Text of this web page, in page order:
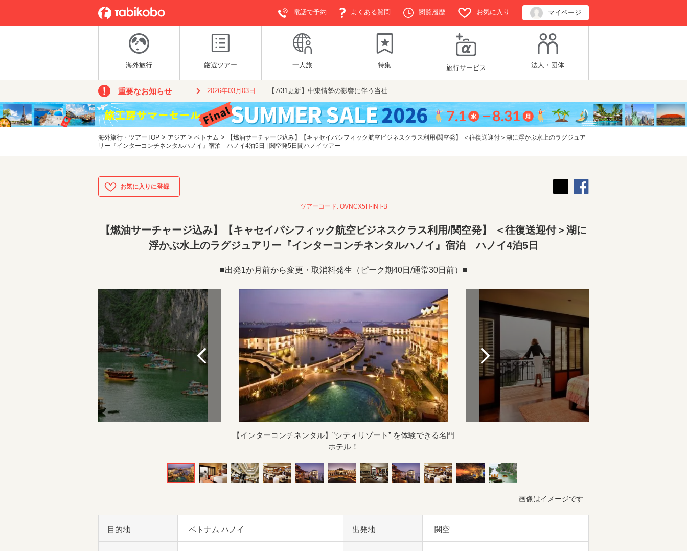
電話で予約 よくある質問 閲覧履歴 お気に入り マイページ
海外旅行 厳選ツアー 一人旅 特集 旅行サービス 法人・団体
重要なお知らせ 2026年03月03日 【7/31更新】中東情勢の影響に伴う当社…
海外旅行・ツアーTOP > アジア > ベトナム >
【燃油サーチャージ込み】【キャセイパシフィック航空ビジネスクラス利用/関空発】 ＜往復送迎付＞湖に浮かぶ水上のラグジュア
リー『インターコンチネンタルハノイ』宿泊 ハノイ4泊5日 | 関空発5日間ハノイツアー
ツアーコード: OVNCX5H-INT-B
【燃油サーチャージ込み】【キャセイパシフィック航空ビジネスクラス利用/関空発】 ＜往復送迎付＞湖に
浮かぶ水上のラグジュアリー『インターコンチネンタルハノイ』宿泊 ハノイ4泊5日
■出発1か月前から変更・取消料発生（ピーク期40日/通常30日前）■
【インターコンチネンタル】”シティリゾート” を体験できる名門
ホテル！
画像はイメージです
目的地 ベトナム ハノイ 出発地 関空